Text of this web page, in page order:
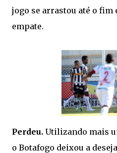
jogo se arrastou até o fim
empate.
Perdeu. Utilizando mais
o Botafogo deixou a